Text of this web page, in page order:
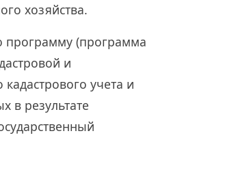
хозяйства.
программу (программа
и
учета и
в результате